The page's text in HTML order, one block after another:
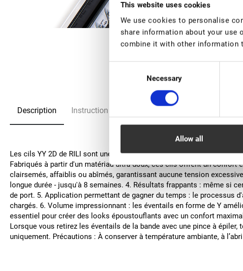
This website uses cookies
We use cookies to personalise
share information about your use
combine it with other information
Necessary
Allow all
Description Instruction
Les cils YY 2D de RILI sont une solution innovante pour les artistes
Fabriqués à partir d'un matériau ultra-doux, ces cils offrent un
clairsemés, affaiblis ou abîmés, garantissant aucune tension
longue durée - jusqu'à 8 semaines. 4. Résultats frappants : même si
de port. 5. Application permettant de gagner du temps : le processus
chargés. 6. Volume impressionnant : les éventails en forme de Y
essentiel pour créer des looks époustouflants avec un confort
Lorsque vous retirez les éventails de la bande avec une pince à
uniquement. Précautions : À conserver à température ambiante, à